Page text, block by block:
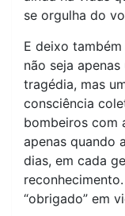
se orgulha do
E deixo
não seja
tragédia, mas
consciência
bombeiros com
apenas quando
dias, em cada
“obrigado” em